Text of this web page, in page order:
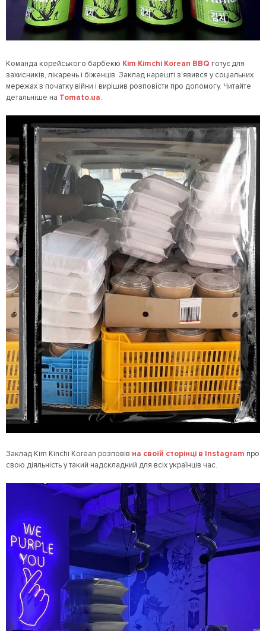
Команда корейського барбекю Kim Kimchi Korean BBQ готує для
захисників, лікарень і біженців. Заклад нарешті з’явився у соціальних
мережах з початку війни і вирішив розповісти про допомогу. Читайте
детальніше на Tomato.ua.
Заклад Kim Kinchi Korean розповів на своїй сторінці в Instagram про
свою діяльність у такий надскладний для всіх українців час.